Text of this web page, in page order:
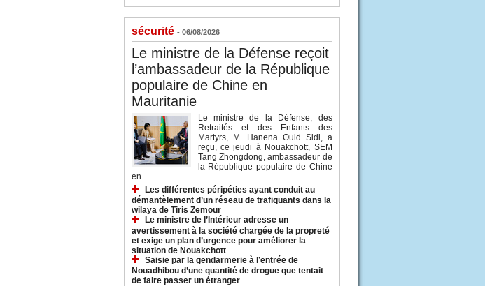
sécurité - 06/08/2026
Le ministre de la Défense reçoit
l’ambassadeur de la République
populaire de Chine en
Mauritanie
Le ministre de la Défense, des
Retraités et des Enfants des
Martyrs, M. Hanena Ould Sidi, a
reçu, ce jeudi à Nouakchott, SEM
Tang Zhongdong, ambassadeur de
la République populaire de Chine
en...
Les différentes péripéties ayant conduit au
démantèlement d’un réseau de trafiquants dans la
wilaya de Tiris Zemour
Le ministre de l’Intérieur adresse un
avertissement à la société chargée de la propreté
et exige un plan d’urgence pour améliorer la
situation de Nouakchott
Saisie par la gendarmerie à l’entrée de
Nouadhibou d’une quantité de drogue que tentait
de faire passer un étranger